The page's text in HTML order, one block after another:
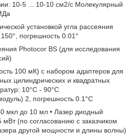
10-5 ... 10-10 см2/с Молекулярный
установкой угла рассеяния
погрешность 0.01°
Photocor BS (для исследования
100 мК) с набором адаптеров для
цилиндрических и квадратных
10°С - 90°С
2, погрешность 0.1°С
мкл до 10 мл • Лазер диодный
(по согласованию с заказчиком
другой мощности и длины волны)